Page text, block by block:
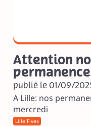
Attention
publié le 01/09/
A Lille: nos
mercredi
Lille Fives